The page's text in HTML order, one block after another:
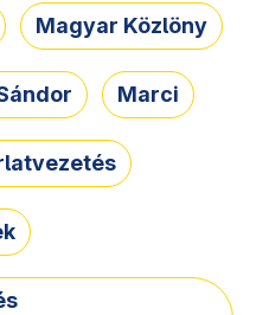
Magyar Közlöny
Marci